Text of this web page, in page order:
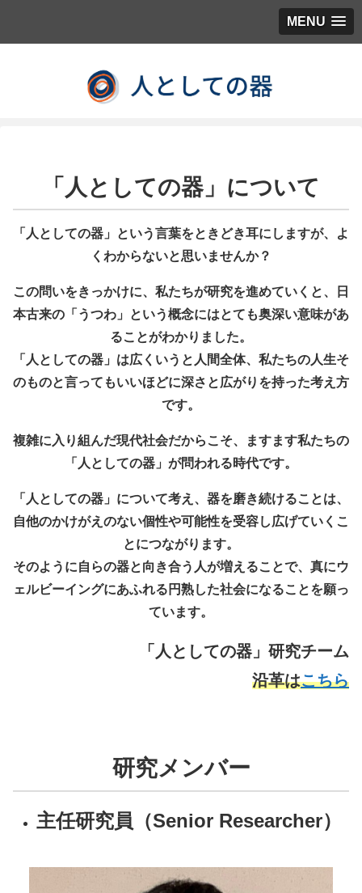
MENU
「人としての器」について
「人としての器」という言葉をときどき耳にしますが、よ
くわからないと思いませんか？
この問いをきっかけに、私たちが研究を進めていくと、日
本古来の「うつわ」という概念にはとても奥深い意味があ
ることがわかりました。
「人としての器」は広くいうと人間全体、私たちの人生そ
のものと言ってもいいほどに深さと広がりを持った考え方
です。
複雑に入り組んだ現代社会だからこそ、ますます私たちの
「人としての器」が問われる時代です。
「人としての器」について考え、器を磨き続けることは、
自他のかけがえのない個性や可能性を受容し広げていくこ
とにつながります。
そのように自らの器と向き合う人が増えることで、真にウ
ェルビーイングにあふれる円熟した社会になることを願っ
ています。
「人としての器」研究チーム
沿革はこちら
研究メンバー
主任研究員（Senior Researcher）